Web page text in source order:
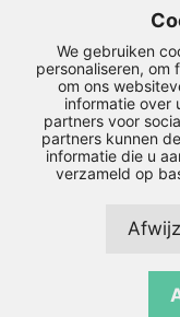
© Copyright 2026 –
We gebruiken
personaliseren, om
om ons
informatie over
partners voor
partners kunnen
informatie die u
verzameld op